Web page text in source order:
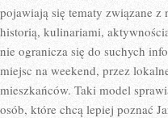
pojawiają się tematy związane
historią, kulinariami,
nie ogranicza się do suchych
miejsc na weekend, przez
mieszkańców. Taki model
osób, które chcą lepiej poznać